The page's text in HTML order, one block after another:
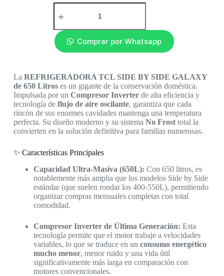
Comprar por Whatsapp
La REFRIGERADORA TCL SIDE BY SIDE GALAXY
de 650 Litroses un gigante de la conservación doméstica.
Impulsada por un Compresor Inverterde alta eficiencia y
tecnología de flujo de aire oscilante, garantiza que cada
rincón de sus enormes cavidades mantenga una temperatura
perfecta. Su diseño moderno y su sistema No Frosttotal la
convierten en la solución definitiva para familias numerosas.
✨ Características Principales
Capacidad Ultra-Masiva (650L): Con 650 litros, es
notablemente más amplia que los modelos Side by Side
estándar (que suelen rondar los 400-550L), permitiendo
organizar compras mensuales completas con total
comodidad.
Compresor Inverter de Última Generación: Esta
tecnología permite que el motor trabaje a velocidades
variables, lo que se traduce en un consumo energético
mucho menor, menor ruido y una vida útil
significativamente más larga en comparación con
motores convencionales.